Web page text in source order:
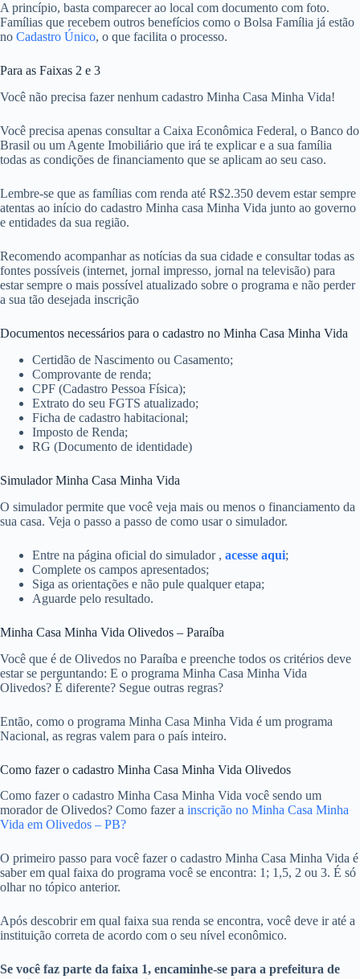
A princípio, basta comparecer ao local com documento com foto.
Famílias que recebem outros benefícios como o Bolsa Família já estão
no Cadastro Único, o que facilita o processo.
Para as Faixas 2 e 3
Você não precisa fazer nenhum cadastro Minha Casa Minha Vida!
Você precisa apenas consultar a Caixa Econômica Federal, o Banco do
Brasil ou um Agente Imobiliário que irá te explicar e a sua família
todas as condições de financiamento que se aplicam ao seu caso.
Lembre-se que as famílias com renda até R$2.350 devem estar sempre
atentas ao início do cadastro Minha casa Minha Vida junto ao governo
e entidades da sua região.
Recomendo acompanhar as notícias da sua cidade e consultar todas as
fontes possíveis (internet, jornal impresso, jornal na televisão) para
estar sempre o mais possível atualizado sobre o programa e não perder
a sua tão desejada inscrição
Documentos necessários para o cadastro no Minha Casa Minha Vida
Certidão de Nascimento ou Casamento;
Comprovante de renda;
CPF (Cadastro Pessoa Física);
Extrato do seu FGTS atualizado;
Ficha de cadastro habitacional;
Imposto de Renda;
RG (Documento de identidade)
Simulador Minha Casa Minha Vida
O simulador permite que você veja mais ou menos o financiamento da
sua casa. Veja o passo a passo de como usar o simulador.
Entre na página oficial do simulador , acesse aqui;
Complete os campos apresentados;
Siga as orientações e não pule qualquer etapa;
Aguarde pelo resultado.
Minha Casa Minha Vida Olivedos – Paraíba
Você que é de Olivedos no Paraíba e preenche todos os critérios deve
estar se perguntando: E o programa Minha Casa Minha Vida
Olivedos? É diferente? Segue outras regras?
Então, como o programa Minha Casa Minha Vida é um programa
Nacional, as regras valem para o país inteiro.
Como fazer o cadastro Minha Casa Minha Vida Olivedos
Como fazer o cadastro Minha Casa Minha Vida você sendo um
morador de Olivedos? Como fazer a inscrição no Minha Casa Minha
Vida em Olivedos – PB?
O primeiro passo para você fazer o cadastro Minha Casa Minha Vida é
saber em qual faixa do programa você se encontra: 1; 1,5, 2 ou 3. É só
olhar no tópico anterior.
Após descobrir em qual faixa sua renda se encontra, você deve ir até a
instituição correta de acordo com o seu nível econômico.
Se você faz parte da faixa 1, encaminhe-se para a prefeitura de